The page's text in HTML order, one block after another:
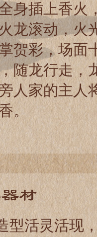
身插上香火
龙滚动，火
贺彩，场面
随龙行走，
人家的主人
。
材
活灵活现